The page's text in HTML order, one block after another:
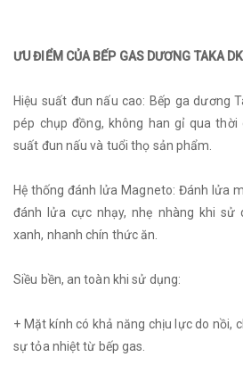
ƯU ĐIỂM CỦA BẾP GAS DƯƠNG TAKA
Hiệu suất đun nấu cao: Bếp ga dương
pép chụp đồng, không han gỉ qua thời
suất đun nấu và tuổi thọ sản phẩm.
Hệ thống đánh lửa Magneto: Đánh lửa
đánh lửa cực nhạy, nhẹ nhàng khi sử
xanh, nhanh chín thức ăn.
Siều bền, an toàn khi sử dụng:
+ Mặt kính có khả năng chịu lực do nồi,
sự tỏa nhiệt từ bếp gas.